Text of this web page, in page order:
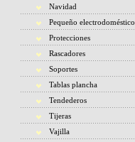
Navidad
Pequeño electrodoméstico
Protecciones
Rascadores
Soportes
Tablas plancha
Tendederos
Tijeras
Vajilla